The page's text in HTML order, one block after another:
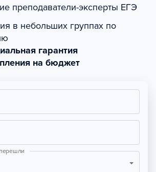
преподаватели-эксперты ЕГЭ
в небольших группах по
гарантия
на бюджет